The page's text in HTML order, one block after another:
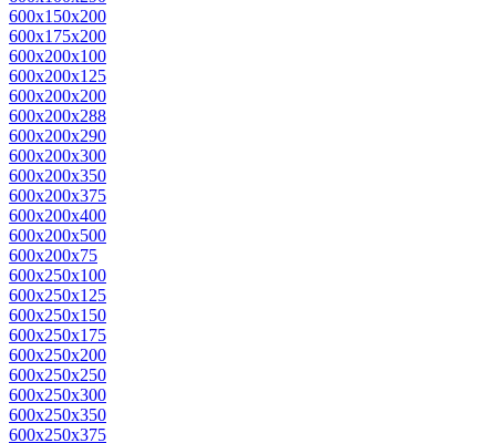
600x150x200
600x175x200
600x200x100
600x200x125
600x200x200
600x200x288
600x200x290
600x200x300
600x200x350
600x200x375
600x200x400
600x200x500
600x200x75
600x250x100
600x250x125
600x250x150
600x250x175
600x250x200
600x250x250
600x250x300
600x250x350
600x250x375